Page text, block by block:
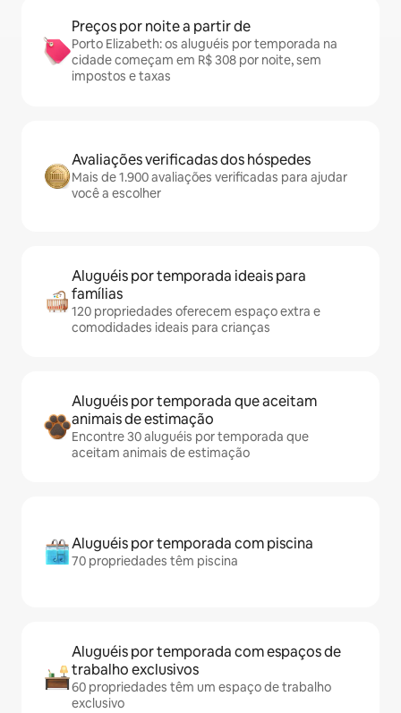
Preços por noite a partir de
Porto Elizabeth: os aluguéis por temporada na
cidade começam em R$ 308 por noite, sem
impostos e taxas
Avaliações verificadas dos hóspedes
Mais de 1.900 avaliações verificadas para ajudar
você a escolher
Aluguéis por temporada ideais para
famílias
120 propriedades oferecem espaço extra e
comodidades ideais para crianças
Aluguéis por temporada que aceitam
animais de estimação
Encontre 30 aluguéis por temporada que
aceitam animais de estimação
Aluguéis por temporada com piscina
70 propriedades têm piscina
Aluguéis por temporada com espaços de
trabalho exclusivos
60 propriedades têm um espaço de trabalho
exclusivo